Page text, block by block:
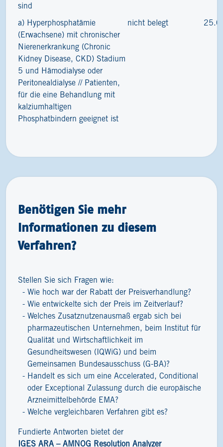
sind
a) Hyperphosphatämie
(Erwachsene) mit chronischer
Nierenerkrankung (Chronic
Kidney Disease, CKD) Stadium
5 und Hämodialyse oder
Peritonealdialyse // Patienten,
für die eine Behandlung mit
kalziumhaltigen
Phosphatbindern geeignet ist
nicht belegt
Benötigen Sie mehr
Informationen zu diesem
Verfahren?
Stellen Sie sich Fragen wie:
Wie hoch war der Rabatt der Preisverhandlung?
Wie entwickelte sich der Preis im Zeitverlauf?
Welches Zusatznutzenausmaß ergab sich bei
pharmazeutischen Unternehmen, beim Institut für
Qualität und Wirtschaftlichkeit im
Gesundheitswesen (IQWiG) und beim
Gemeinsamen Bundesausschuss (G-BA)?
Handelt es sich um eine Accelerated, Conditional
oder Exceptional Zulassung durch die europäische
Arzneimittelbehörde EMA?
Welche vergleichbaren Verfahren gibt es?
Fundierte Antworten bietet der
IGES ARA – AMNOG Resolution Analyzer